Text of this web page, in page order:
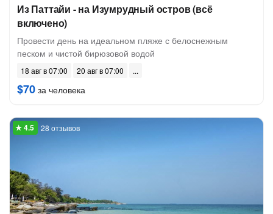
Из Паттайи - на Изумрудный остров (всё
включено)
Провести день на идеальном пляже с белоснежным
песком и чистой бирюзовой водой
18 авг в 07:00 20 авг в 07:00
$70 за человека
28 отзывов